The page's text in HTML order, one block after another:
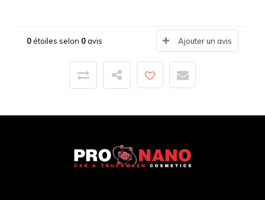
0étoiles selon 0avis Ajouter un avis